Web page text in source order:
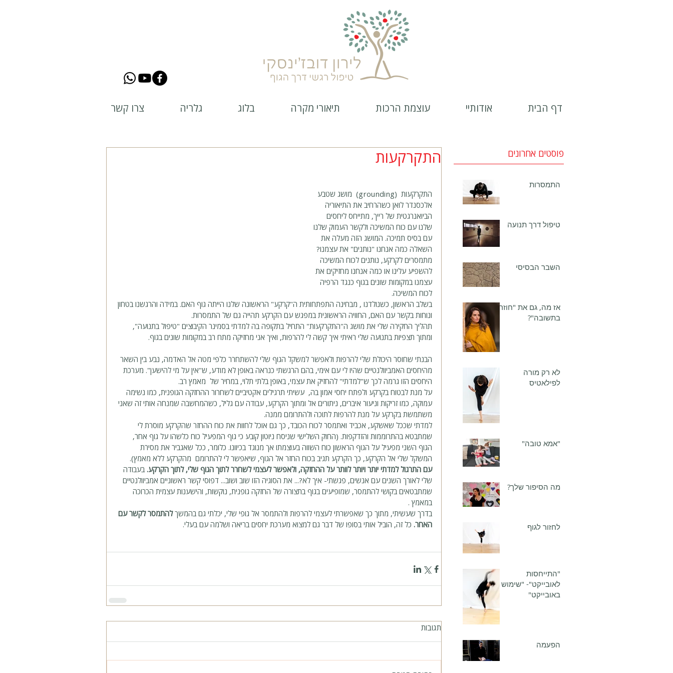
דף הבית אודותיי עוצמת הרכות תיאורי מקרה בלוג גלריה צרו קשר
פוסטים אחרונים
התמסרות
טיפול דרך תנועה
השבר הבסיסי
אז מה, גם את "חוזרת
בתשובה"?
לא רק מורה
לפילאטיס
"אמא טובה"
מה הסיפור שלך?
לחזור לגוף
"התייחסות
לאובייקט"- "שימוש
באובייקט"
הפעמה
התקרקעות
התקרקעות  (grounding)  מושג שטבע
אלכסנדר לואן כשהרחיב את התיאוריה
הביואנרגטית של רייך, מתייחס ליחסים
שלנו עם כוח המשיכה ולקשר העמוק שלנו
עם בסיס תמיכה. המושג הזה מעלה את
השאלה כמה אנחנו "נותנים" את עצמנו?
מתמסרים לקרקע, נותנים לכוח המשיכה
להשפיע עלינו או כמה אנחנו מחזיקים את
עצמנו במקומות שונים בגוף כנגד הרפיה
לכוח המשיכה.
בשלב הראשון, כשנולדנו , מבחינה התפתחותית ה"קרקע" הראשונה שלנו הייתה גוף האם. במידה והרגשנו בטחון
ונוחות בקשר עם האם, החוויה הראשונית במפגש עם הקרקע תהייה גם של התמסרות.
תהליך החקירה שלי את מושג ה"התקרקעות" התחיל בתקופה בה למדתי בסמינר הקיבוצים "טיפול בתנועה",
ומתוך תצפיות בתנועה שלי ראיתי איך קשה לי להרפות, ואיך אני מחזיקה מתח רב במקומות שונים בגוף.
הבנתי שחוסר היכולת שלי להרפות ולאפשר למשקל הגוף שלי להשתחרר כלפי מטה אל האדמה, נבע בין השאר
מהיחסים האמביוולנטיים שהיו לי עם אימי, בהם הרגשתי כנראה באופן לא מודע, ש"אין על מי להישען". מערכת
היחסים הזו גרמה לכך ש"למדתי" להחזיק את עצמי, באופן בלתי תלוי, במחיר של  מאמץ רב.
על מנת לבטוח בקרקע ולפתח יחסי אמון בה,  עשיתי תרגילים אקטיביים לשחרור ההחזקה הגופנית, כמו נשימה
עמוקה, כמו זריקות וניעור איברים, ניתורים אל ומתוך הקרקע, עבודה עם גליל, כשהמחשבה שמנחה אותי זה שאני
משתמשת בקרקע על מנת להרפות לתוכה ולהתרומם ממנה.
למדתי שככל שאשקע, אכביד ואתמסר לכוח הכובד, כך גם אוכל לחוות את כוח ההחזר שהקרקע מוסרת לי
שמתבטא בהתרוממות והזדקפות. (החוק השלישי שניסח ניוטון קובע כי גוף המפעיל כוח כלשהו על גוף אחר,
הגוף השני מפעיל על הגוף הראשון כוח השווה בעוצמתו אך מנוגד בכיוונו. כלומר, ככל שאגביר את מסירת
המשקל שלי אל הקרקע, כך הקרקע תגיב בכוח החזר אל הגוף, שיאפשר לי להתרומם  מהקרקע ללא מאמץ).
עם התרגול למדתי יותר ויותר לוותר על ההחזקה, ולאפשר לעצמי לשחרר לתוך הגוף שלי, לתוך הקרקע. בעבודה
שלי לאורך השנים עם אנשים, פגשתי- איך לא?... את הסוגיה הזו שוב ושוב... דפוסי קשר ראשוניים אמביוולנטיים
שמתבטאים בקושי להתמסר, שמופיעים בגוף בתצורה של החזקה גופנית, נוקשות, והישענות עצמית הכרוכה
במאמץ .
בדרך שעשיתי, מתוך כך שאפשרתי לעצמי להרפות ולהתמסר אל גופי שלי, יכלתי גם בהמשך להתמסר לקשר עם
האחר. כל זה, הוביל אותי בסופו של דבר גם למצוא מערכת יחסים בריאה ושלמה עם בעלי.
תגובות